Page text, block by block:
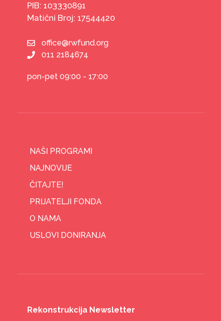
PIB: 103330891
Matični Broj: 17544420
office@rwfund.org
011 2184674
pon-pet 09:00 - 17:00
NAŠI PROGRAMI
NAJNOVIJE
ČITAJTE!
PRIJATELJI FONDA
O NAMA
USLOVI DONIRANJA
Rekonstrukcija Newsletter